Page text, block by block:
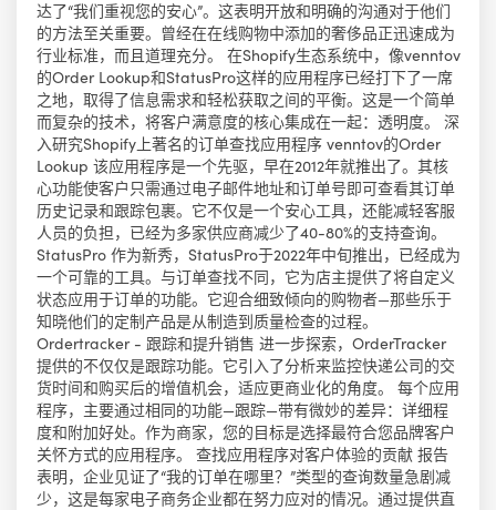
达了“我们重视您的安心”。这表明开放和明确的沟通对于他们
的方法至关重要。曾经在在线购物中添加的奢侈品正迅速成为
行业标准，而且道理充分。 在Shopify生态系统中，像venntov
的Order Lookup和StatusPro这样的应用程序已经打下了一席
之地，取得了信息需求和轻松获取之间的平衡。这是一个简单
而复杂的技术，将客户满意度的核心集成在一起：透明度。 深
入研究Shopify上著名的订单查找应用程序 venntov的Order
Lookup 该应用程序是一个先驱，早在2012年就推出了。其核
心功能使客户只需通过电子邮件地址和订单号即可查看其订单
历史记录和跟踪包裹。它不仅是一个安心工具，还能减轻客服
人员的负担，已经为多家供应商减少了40-80%的支持查询。
StatusPro 作为新秀，StatusPro于2022年中旬推出，已经成为
一个可靠的工具。与订单查找不同，它为店主提供了将自定义
状态应用于订单的功能。它迎合细致倾向的购物者—那些乐于
知晓他们的定制产品是从制造到质量检查的过程。
Ordertracker - 跟踪和提升销售 进一步探索，OrderTracker
提供的不仅仅是跟踪功能。它引入了分析来监控快递公司的交
货时间和购买后的增值机会，适应更商业化的角度。 每个应用
程序，主要通过相同的功能—跟踪—带有微妙的差异：详细程
度和附加好处。作为商家，您的目标是选择最符合您品牌客户
关怀方式的应用程序。 查找应用程序对客户体验的贡献 报告
表明，企业见证了“我的订单在哪里？”类型的查询数量急剧减
少，这是每家电子商务企业都在努力应对的情况。通过提供直